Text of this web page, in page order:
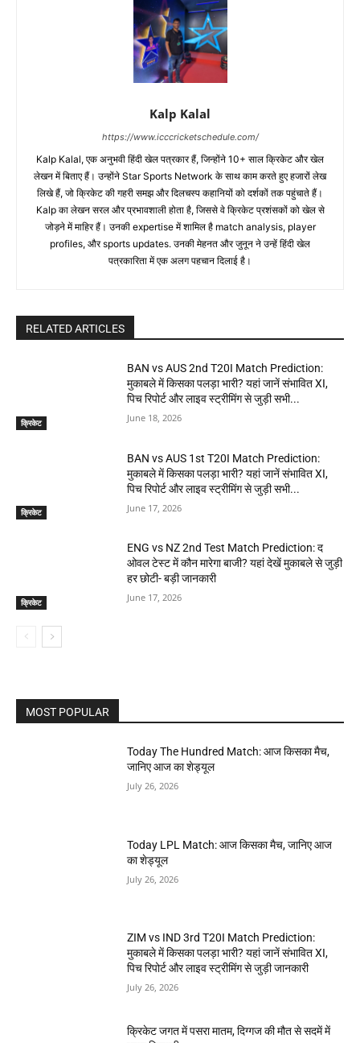
Kalp Kalal
https://www.icccricketschedule.com/
Kalp Kalal, एक अनुभवी हिंदी खेल पत्रकार हैं, जिन्होंने 10+ साल क्रिकेट और खेल
लेखन में बिताए हैं। उन्होंने Star Sports Network के साथ काम करते हुए हजारों लेख
लिखे हैं, जो क्रिकेट की गहरी समझ और दिलचस्प कहानियों को दर्शकों तक पहुंचाते हैं।
Kalp का लेखन सरल और प्रभावशाली होता है, जिससे वे क्रिकेट प्रशंसकों को खेल से
जोड़ने में माहिर हैं। उनकी expertise में शामिल है match analysis, player
profiles, और sports updates. उनकी मेहनत और जुनून ने उन्हें हिंदी खेल
पत्रकारिता में एक अलग पहचान दिलाई है।
RELATED ARTICLES
क्रिकेट
BAN vs AUS 2nd T20I Match Prediction:
मुकाबले में किसका पलड़ा भारी? यहां जानें संभावित XI,
पिच रिपोर्ट और लाइव स्ट्रीमिंग से जुड़ी सभी...
June 18, 2026
क्रिकेट
BAN vs AUS 1st T20I Match Prediction:
मुकाबले में किसका पलड़ा भारी? यहां जानें संभावित XI,
पिच रिपोर्ट और लाइव स्ट्रीमिंग से जुड़ी सभी...
June 17, 2026
क्रिकेट
ENG vs NZ 2nd Test Match Prediction: द
ओवल टेस्ट में कौन मारेगा बाजी? यहां देखें मुकाबले से जुड़ी
हर छोटी- बड़ी जानकारी
June 17, 2026
MOST POPULAR
Today The Hundred Match: आज किसका मैच,
जानिए आज का शेड्यूल
July 26, 2026
Today LPL Match: आज किसका मैच, जानिए आज
का शेड्यूल
July 26, 2026
ZIM vs IND 3rd T20I Match Prediction:
मुकाबले में किसका पलड़ा भारी? यहां जानें संभावित XI,
पिच रिपोर्ट और लाइव स्ट्रीमिंग से जुड़ी जानकारी
July 26, 2026
क्रिकेट जगत में पसरा मातम, दिग्गज की मौत से सदमें में